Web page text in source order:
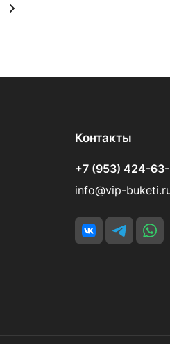
Контакты
+7 (953) 424-
info@vip-